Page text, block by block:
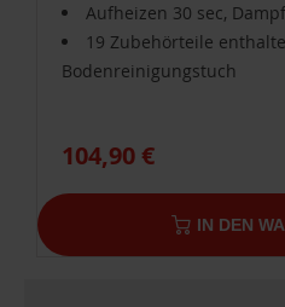
Aufheizen 30 sec,
19 Zubehörteile
Bodenreinigungstuch
104,90 €
IN DEN